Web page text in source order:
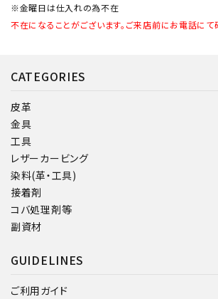
※金曜日は仕入れの為不在
不在になることがございます。ご来店前にお電話にて
CATEGORIES
皮革
金具
工具
レザーカービング
染料(革・工具)
接着剤
コバ処理剤等
副資材
GUIDELINES
ご利用ガイド